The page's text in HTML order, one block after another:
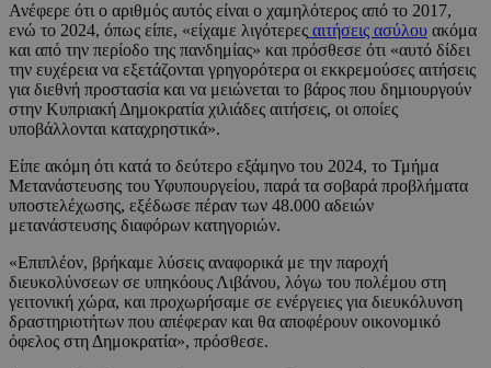
Ανέφερε ότι ο αριθμός αυτός είναι ο χαμηλότερος από το 2017,
ενώ το 2024, όπως είπε, «είχαμε λιγότερες αιτήσεις ασύλου ακόμα
και από την περίοδο της πανδημίας» και πρόσθεσε ότι «αυτό δίδει
την ευχέρεια να εξετάζονται γρηγορότερα οι εκκρεμούσες αιτήσεις
για διεθνή προστασία και να μειώνεται το βάρος που δημιουργούν
στην Κυπριακή Δημοκρατία χιλιάδες αιτήσεις, οι οποίες
υποβάλλονται καταχρηστικά».
Είπε ακόμη ότι κατά το δεύτερο εξάμηνο του 2024, το Τμήμα
Μετανάστευσης του Υφυπουργείου, παρά τα σοβαρά προβλήματα
υποστελέχωσης, εξέδωσε πέραν των 48.000 αδειών
μετανάστευσης διαφόρων κατηγοριών.
«Επιπλέον, βρήκαμε λύσεις αναφορικά με την παροχή
διευκολύνσεων σε υπηκόους Λιβάνου, λόγω του πολέμου στη
γειτονική χώρα, και προχωρήσαμε σε ενέργειες για διευκόλυνση
δραστηριοτήτων που απέφεραν και θα αποφέρουν οικονομικό
όφελος στη Δημοκρατία», πρόσθεσε.